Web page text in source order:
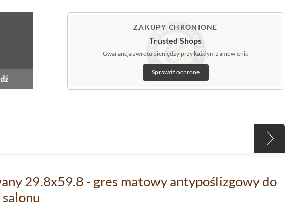
ZAKUPY CHRONIONE
Trusted Shops
Gwarancja zwrotu pieniędzy przy każdym zamówieniu
Sprawdź ochronę
29.8x59.8 - gres matowy antypoślizgowy do
salonu